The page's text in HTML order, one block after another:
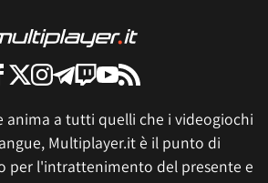
anima a tutti quelli che i videogiochi
Multiplayer.it è il punto di
per l'intrattenimento del presente e